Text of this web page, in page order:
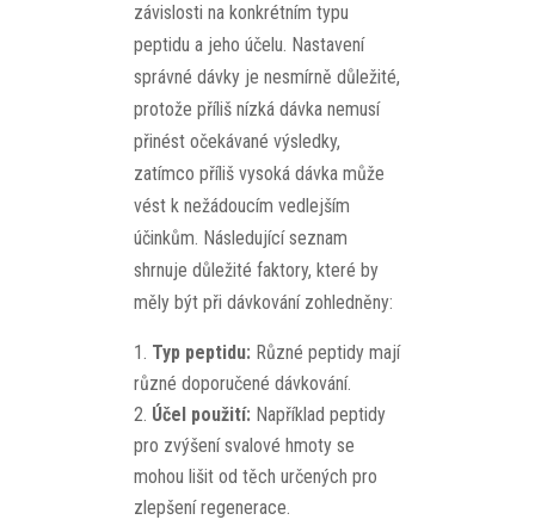
závislosti na konkrétním typu
peptidu a jeho účelu. Nastavení
správné dávky je nesmírně důležité,
protože příliš nízká dávka nemusí
přinést očekávané výsledky,
zatímco příliš vysoká dávka může
vést k nežádoucím vedlejším
účinkům. Následující seznam
shrnuje důležité faktory, které by
měly být při dávkování zohledněny:
Typ peptidu: Různé peptidy mají
různé doporučené dávkování.
Účel použití: Například peptidy
pro zvýšení svalové hmoty se
mohou lišit od těch určených pro
zlepšení regenerace.